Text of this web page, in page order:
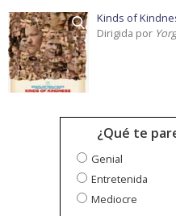
Kinds of
Dirigida por
¿Qué te
Genial
Entretenida
Mediocre